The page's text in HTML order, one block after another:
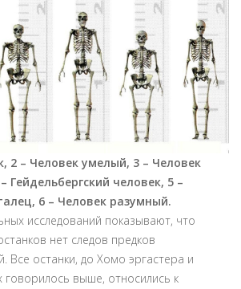
2 – Человек умелый, 3 – Человек
Гейдельбергский человек, 5 –
6 – Человек разумный.
исследований показывают, что
нет следов предков
Все останки, до Хомо эргастера и
говорилось выше, относились к